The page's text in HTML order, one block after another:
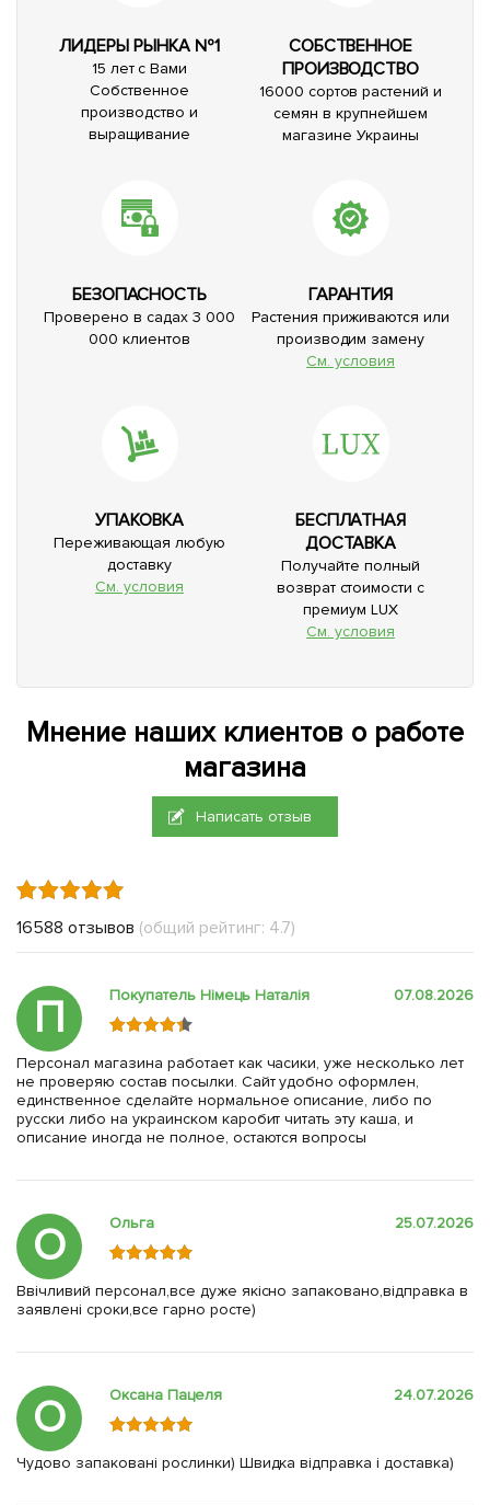
ЛИДЕРЫ РЫНКА №1
15 лет с Вами
Собственное
производство и
выращивание
СОБСТВЕННОЕ
ПРОИЗВОДСТВО
16000 сортов растений и
семян в крупнейшем
магазине Украины
БЕЗОПАСНОСТЬ
Проверено в садах 3 000
000 клиентов
ГАРАНТИЯ
Растения приживаются или
производим замену
См. условия
УПАКОВКА
Переживающая любую
доставку
См. условия
БЕСПЛАТНАЯ
ДОСТАВКА
Получайте полный
возврат стоимости с
премиум LUX
См. условия
Мнение наших клиентов о работе
магазина
Написать отзыв
16588 отзывов (общий рейтинг: 4.7)
П Покупатель Німець Наталія 07.08.2026
Персонал магазина работает как часики, уже несколько лет
не проверяю состав посылки. Сайт удобно оформлен,
единственное сделайте нормальное описание, либо по
русски либо на украинском каробит читать эту каша, и
описание иногда не полное, остаются вопросы
О Ольга 25.07.2026
Ввічливий персонал,все дуже якісно запаковано,відправка в
заявлені сроки,все гарно росте)
О Оксана Пацеля 24.07.2026
Чудово запаковані рослинки) Швидка відправка і доставка)